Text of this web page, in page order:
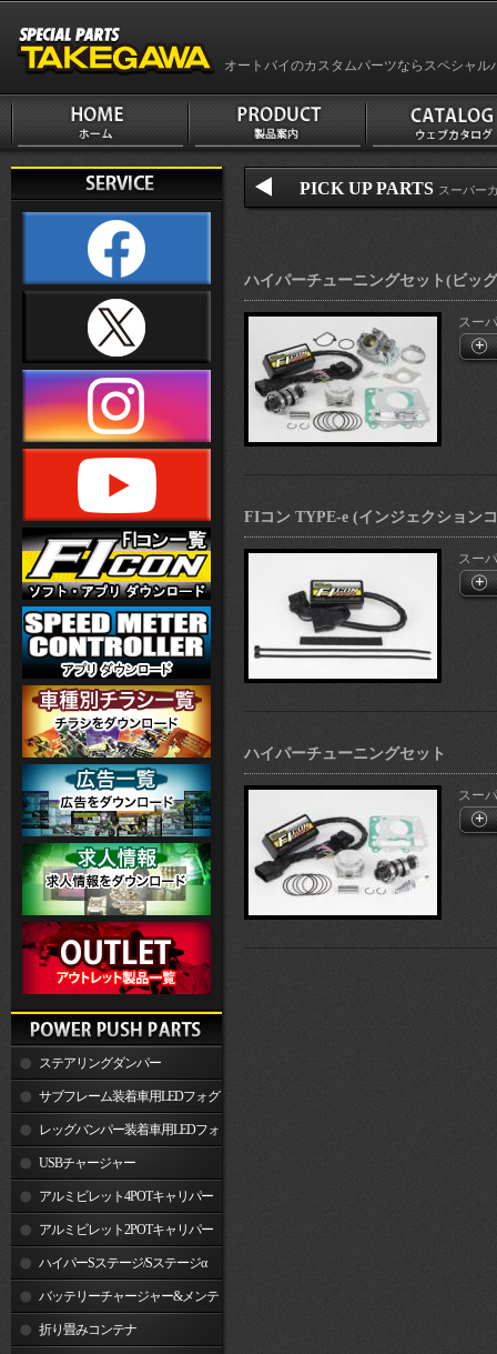
オートバイのカスタムパーツならスペシャル
ステアリングダンパー
サブフレーム装着車用LEDフォグ
ランプレッグバンパー装着車用LEDフォ
グランプUSBチャージャー
アルミビレット4POTキャリパー
関連製品アルミビレット2POTキャリパー
関連製品ハイパーSステージ/Sステージα
バッテリーチャージャー&メンテ
ナー 折り畳みコンテナ
PICK UP PARTS スーパー
ハイパーチューニングセット(ビッ
スー
FIコン TYPE-e (インジェクション
スー
ハイパーチューニングセット
スー